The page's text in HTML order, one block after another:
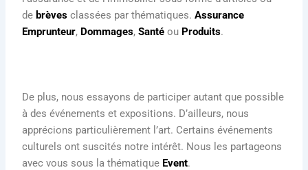
de brèves classées par thématiques.Assurance
Emprunteur, Dommages,Santé ou Produits.
De plus, nous essayons de participer autant que possible
à des événements et expositions. D’ailleurs, nous
apprécions particulièrement l’art. Certains événements
culturels ont suscités notre intérêt. Nous les partageons
avec vous sous la thématique Event.